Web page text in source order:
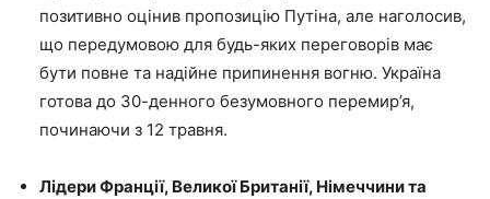
позитивно оцінив пропозицію Путіна, але наголосив,
що передумовою для будь-яких переговорів має
бути повне та надійне припинення вогню. Україна
готова до 30-денного безумовного перемир’я,
починаючи з 12 травня.
Лідери Франції, Великої Британії, Німеччини та